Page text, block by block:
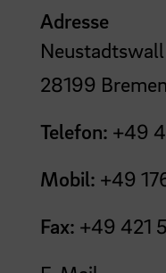
Adresse
28199 Bremen
Telefon: +49
Mobil: +49
Fax: +49 421